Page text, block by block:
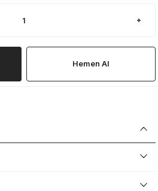
Hemen Al